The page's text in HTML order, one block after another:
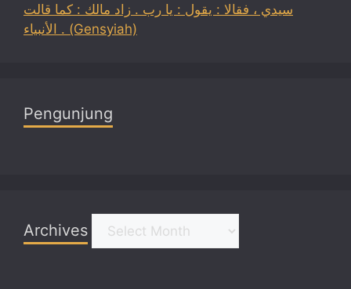
سيدي ، فقالا : يقول : يا رب . زاد مالك : كما قالت
الأنبياء . (Gensyiah)
Pengunjung
Archives